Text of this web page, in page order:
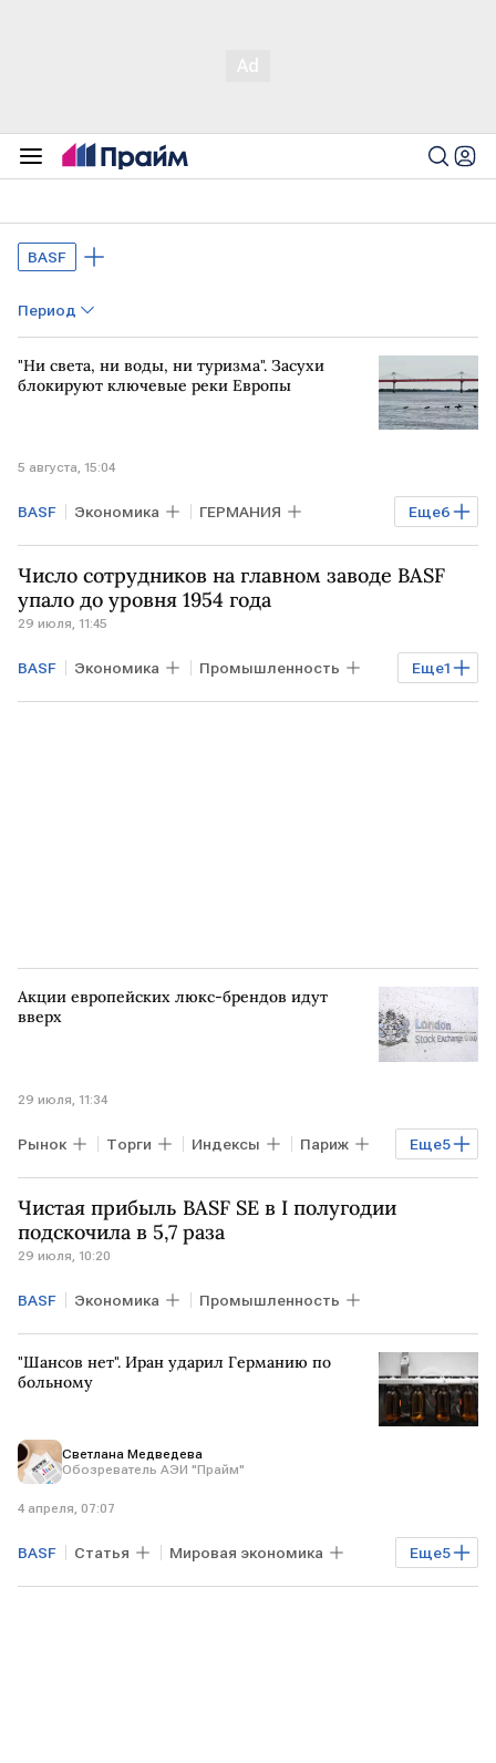
BASF
Период
"Ни света, ни воды, ни туризма". Засухи
блокируют ключевые реки Европы
5 августа, 15:04
Еще6
BASF Экономика ГЕРМАНИЯ
Bloomberg ING Черное море
ШВЕЙЦАРИЯ Мировая экономика
Бизнес
Число сотрудников на главном заводе BASF
упало до уровня 1954 года
29 июля, 11:45
Еще1
BASF Экономика Промышленность
ГЕРМАНИЯ
Акции европейских люкс-брендов идут
вверх
29 июля, 11:34
Еще5
Рынок Торги Индексы Париж
ЕВРОПА КИТАЙ DAX Gucci
Чистая прибыль BASF SE в I полугодии
подскочила в 5,7 раза
29 июля, 10:20
BASF Экономика Промышленность
"Шансов нет". Иран ударил Германию по
больному
Светлана Медведева
Обозреватель АЭИ "Прайм"
4 апреля, 07:07
Еще5
BASF Статья Мировая экономика
Промышленность ИРАН